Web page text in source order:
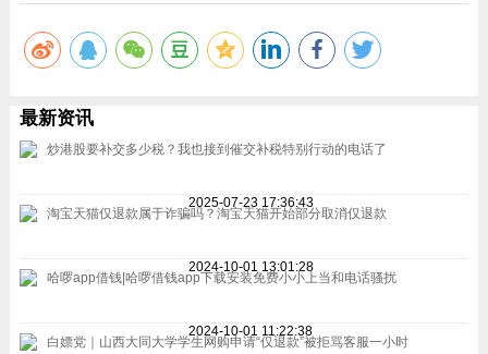
最新资讯
炒港股要补交多少税？我也接到催交补税特别行动的电话了
2025-07-23 17:36:43
淘宝天猫仅退款属于诈骗吗？淘宝天猫开始部分取消仅退款
2024-10-01 13:01:28
哈啰app借钱|哈啰借钱app下载安装免费小小上当和电话骚扰
2024-10-01 11:22:38
白嫖党｜山西大同大学学生网购申请“仅退款”被拒骂客服一小时